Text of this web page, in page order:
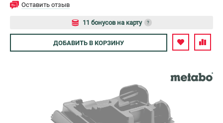
АККУМУЛЯТОРНЫЙ ИНСТРУМЕНТ
Аккумуляторные шуруповерты
Аккумуляторные перфораторы
Аккумуляторные УШМ
РАСХОДНЫЕ МАТЕРИАЛЫ И АКСЕССУАРЫ
Аккумуляторы и зарядные устройства
Оставить отзыв
11 бонусов на карту ?
Авторизуйтесь
ДОБАВИТЬ В КОРЗИНУ